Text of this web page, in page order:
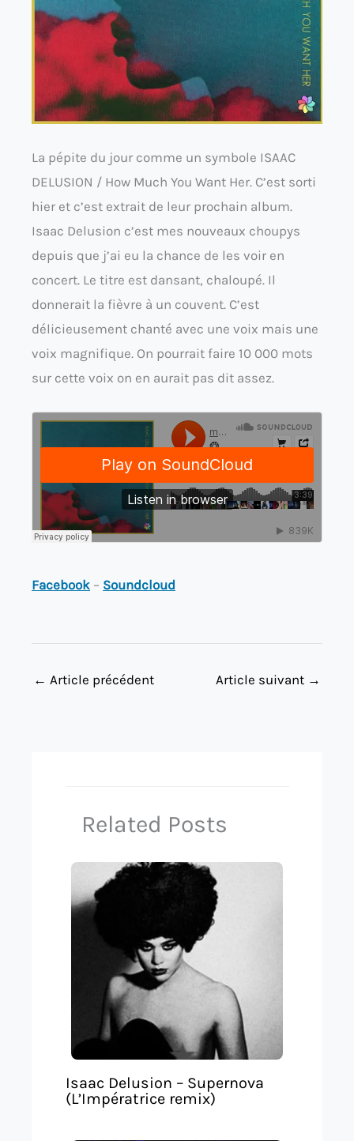
La pépite du jour comme un symbole ISAAC
DELUSION / How Much You Want Her. C’est sorti
hier et c’est extrait de leur prochain album.
Isaac Delusion c’est mes nouveaux choupys
depuis que j’ai eu la chance de les voir en
concert. Le titre est dansant, chaloupé. Il
donnerait la fièvre à un couvent. C’est
délicieusement chanté avec une voix mais une
voix magnifique. On pourrait faire 10 000 mots
sur cette voix on en aurait pas dit assez.
Facebook – Soundcloud
← Article précédent Article suivant →
Related Posts
Isaac Delusion – Supernova
(L’Impératrice remix)